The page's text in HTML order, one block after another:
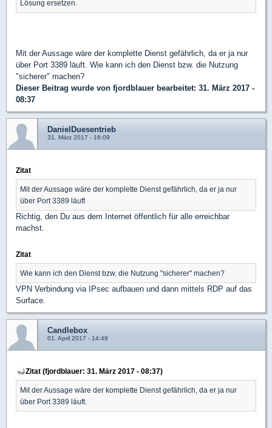
Lösung ersetzen.
Mit der Aussage wäre der komplette Dienst gefährlich, da er ja nur
über Port 3389 läuft. Wie kann ich den Dienst bzw. die Nutzung
"sicherer" machen?
Dieser Beitrag wurde von fjordblauer bearbeitet: 31. März 2017 -
08:37
DanielDuesentrieb
31. März 2017 - 16:09
Zitat
Mit der Aussage wäre der komplette Dienst gefährlich, da er ja nur
über Port 3389 läuft
Richtig, den Du aus dem Internet öffentlich für alle erreichbar
machst.
Zitat
Wie kann ich den Dienst bzw. die Nutzung "sicherer" machen?
VPN Verbindung via IPsec aufbauen und dann mittels RDP auf das
Surface.
Candlebox
01. April 2017 - 14:49
Zitat (fjordblauer: 31. März 2017 - 08:37)
Mit der Aussage wäre der komplette Dienst gefährlich, da er ja nur
über Port 3389 läuft.